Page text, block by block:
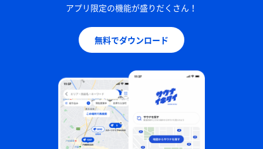
アプリ限定の機能が盛りだくさん！
無料でダウンロード